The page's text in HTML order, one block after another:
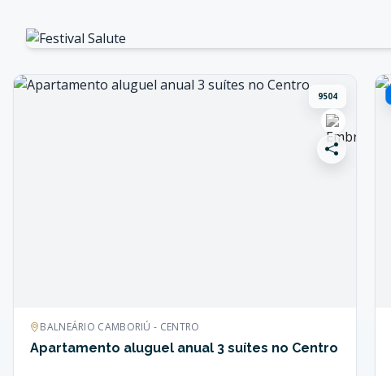
9504
BALNEÁRIO CAMBORIÚ - CENTRO
Apartamento aluguel anual 3 suítes no Centro